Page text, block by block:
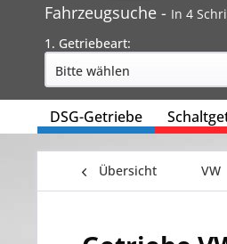
Fahrzeugsuche - In 4
1. Getriebeart:
DSG-Getriebe
Übersicht VW